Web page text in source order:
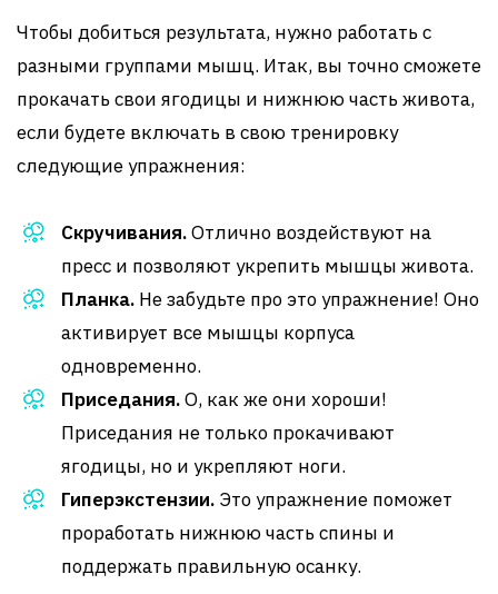
Чтобы добиться результата, нужно работать с
разными группами мышц. Итак, вы точно сможете
прокачать свои ягодицы и нижнюю часть живота,
если будете включать в свою тренировку
следующие упражнения:
Скручивания.Отлично воздействуют на
пресс и позволяют укрепить мышцы живота.
Планка. Не забудьте про это упражнение! Оно
активирует все мышцы корпуса
одновременно.
Приседания.О, как же они хороши!
Приседания не только прокачивают
ягодицы, но и укрепляют ноги.
Гиперэкстензии. Это упражнение поможет
проработать нижнюю часть спины и
поддержать правильную осанку.